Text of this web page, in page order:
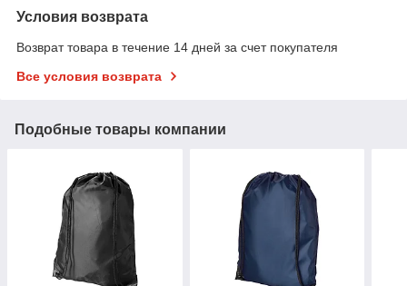
Условия возврата
Возврат товара в течение 14 дней за счет покупателя
Все условия возврата
Подобные товары компании